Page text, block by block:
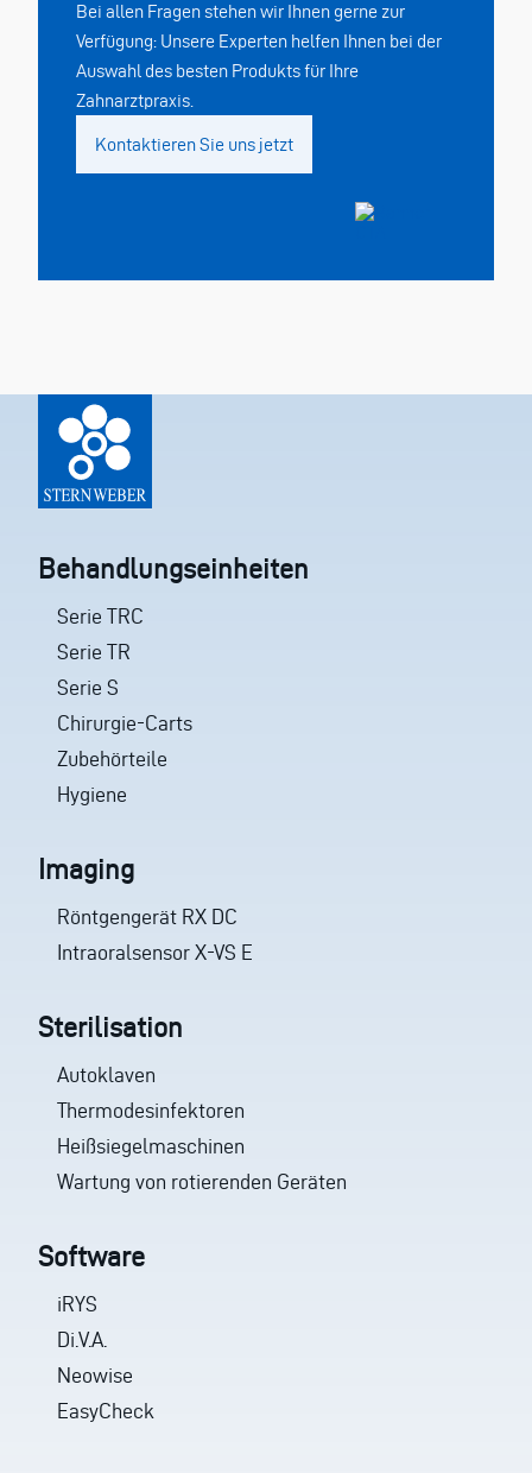
Bei allen Fragen stehen wir Ihnen gerne zur
Verfügung: Unsere Experten helfen Ihnen bei der
Auswahl des besten Produkts für Ihre
Zahnarztpraxis.
Kontaktieren Sie uns jetzt
Behandlungseinheiten
Serie TRC
Serie TR
Serie S
Chirurgie-Carts
Zubehörteile
Hygiene
Imaging
Röntgengerät RX DC
Intraoralsensor X-VS E
Sterilisation
Autoklaven
Thermodesinfektoren
Heißsiegelmaschinen
Wartung von rotierenden Geräten
Software
iRYS
Di.V.A.
Neowise
EasyCheck